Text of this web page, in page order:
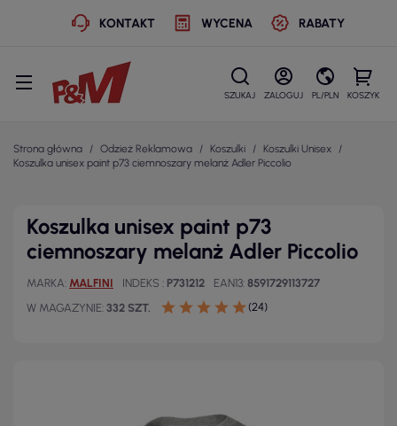
KONTAKT WYCENA RABATY
SZUKAJ ZALOGUJ PL/PLN KOSZYK
Strona główna Odzież Reklamowa Koszulki
Koszulki Unisex
Koszulka unisex paint p73 ciemnoszary melanż Adler Piccolio
Koszulka unisex paint p73
ciemnoszary melanż Adler Piccolio
MARKA MALFINI INDEKS P731212 EAN13 8591729113727
W MAGAZYNIE 332 SZT. (24)